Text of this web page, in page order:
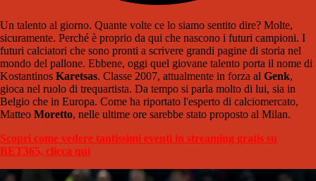
Un talento al giorno. Quante volte ce lo siamo sentito dire? Molte,
sicuramente. Perché è proprio da qui che nascono i futuri campioni. I
futuri calciatori che sono pronti a scrivere grandi pagine di storia nel
mondo del pallone. Ebbene, oggi quel giovane talento porta il nome di
Kostantinos Karetsas. Classe 2007, attualmente in forza al Genk,
gioca nel ruolo di trequartista. Da tempo si parla molto di lui, sia in
Belgio che in Europa. Come ha riportato l'esperto di calciomercato,
Matteo Moretto, nelle ultime ore sarebbe stato proposto al Milan.
Scopri come vedere tantissimi eventi in streaming gratis su
BET365, clicca qui